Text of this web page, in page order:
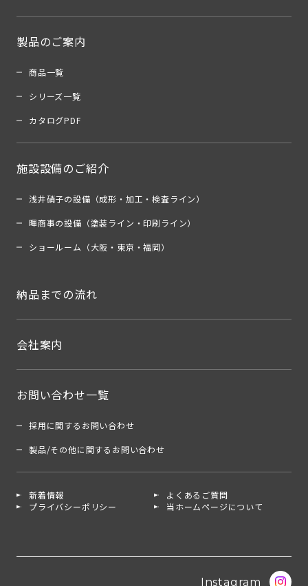
製品のご案内
商品一覧
シリーズ一覧
カタログPDF
施設設備のご紹介
浅井硝子の設備（成形・加工・検査ライン）
暉商事の設備（塗装ライン・印刷ライン）
ショールーム（大阪・東京・福岡）
納品までの流れ
会社案内
お問い合わせ一覧
採用に関するお問い合わせ
製品/その他に関するお問い合わせ
新着情報
よくあるご質問
プライバシーポリシー
当ホームページについて
Instagram